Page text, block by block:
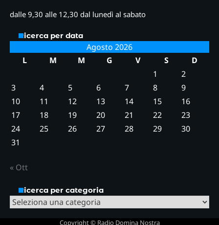
dalle 9,30 alle 12,30 dal lunedì al sabato
Ricerca per data
Agosto 2026
L
M M G V S
D
1
2
3
4 5 6 7 8
9
10
11 12 13 14 15
16
17
18 19 20 21 22
23
24
25 26 27 28 29
30
31
« Ott
Ricerca per categoria
Ricerca
Copyright © Radio Domina Nostra